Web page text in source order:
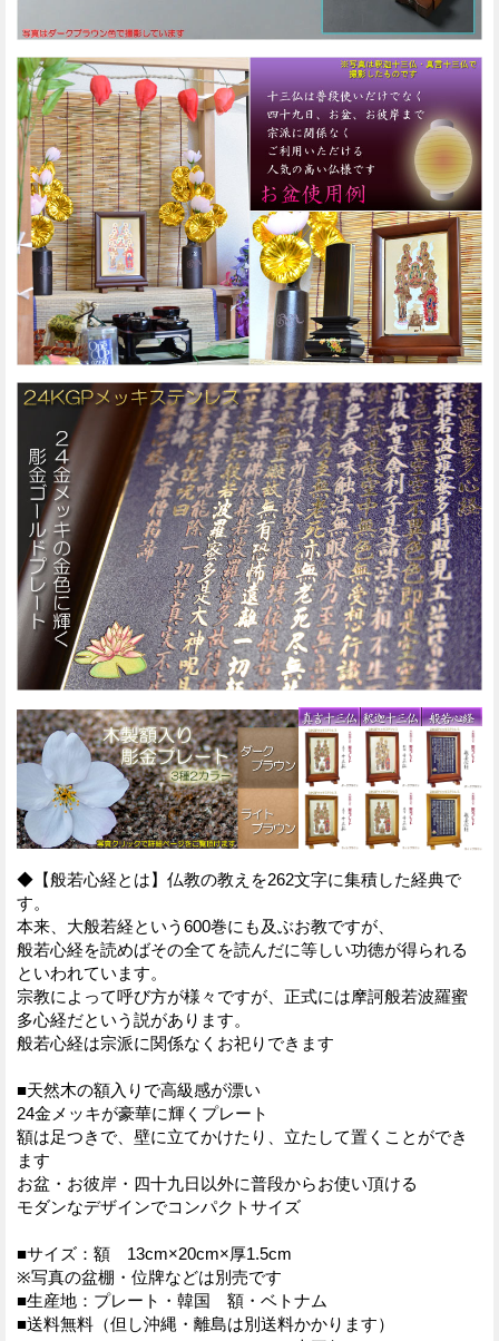
◆【般若心経とは】仏教の教えを262文字に集積した経典で
す。
本来、大般若経という600巻にも及ぶお教ですが、
般若心経を読めばその全てを読んだに等しい功徳が得られる
といわれています。
宗教によって呼び方が様々ですが、正式には摩訶般若波羅蜜
多心経だという説があります。
般若心経は宗派に関係なくお祀りできます
■天然木の額入りで高級感が漂い
24金メッキが豪華に輝くプレート
額は足つきで、壁に立てかけたり、立たして置くことができ
ます
お盆・お彼岸・四十九日以外に普段からお使い頂ける
モダンなデザインでコンパクトサイズ
■サイズ：額 13cm×20cm×厚1.5cm
※写真の盆棚・位牌などは別売です
■生産地：プレート・韓国 額・ベトナム
■送料無料（但し沖縄・離島は別送料かかります）